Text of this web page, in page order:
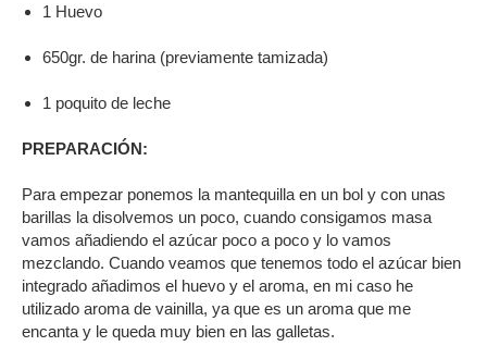
1 Huevo
650gr. de harina (previamente tamizada)
1 poquito de leche
PREPARACIÓN:
Para empezar ponemos la mantequilla en un bol y con unas
barillas la disolvemos un poco, cuando consigamos masa
vamos añadiendo el azúcar poco a poco y lo vamos
mezclando. Cuando veamos que tenemos todo el azúcar bien
integrado añadimos el huevo y el aroma, en mi caso he
utilizado aroma de vainilla, ya que es un aroma que me
encanta y le queda muy bien en las galletas.